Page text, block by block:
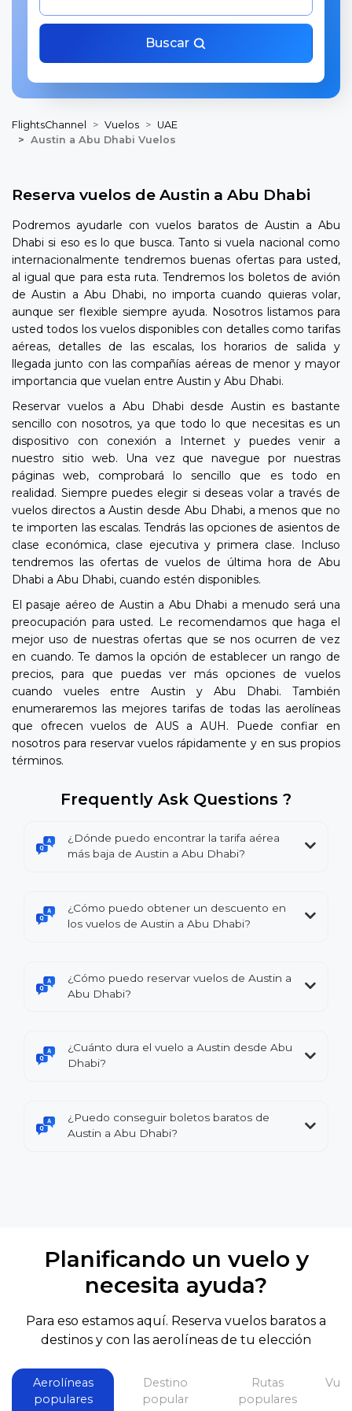
Buscar
FlightsChannel Vuelos
UAE
Austin a Abu Dhabi Vuelos
Reserva vuelos de Austin a Abu Dhabi
Podremos ayudarle con vuelos baratos de Austin a Abu
Dhabi si eso es lo que busca. Tanto si vuela nacional como
internacionalmente tendremos buenas ofertas para usted,
al igual que para esta ruta. Tendremos los boletos de avión
de Austin a Abu Dhabi, no importa cuando quieras volar,
aunque ser flexible siempre ayuda. Nosotros listamos para
usted todos los vuelos disponibles con detalles como tarifas
aéreas, detalles de las escalas, los horarios de salida y
llegada junto con las compañías aéreas de menor y mayor
importancia que vuelan entre Austin y Abu Dhabi.
Reservar vuelos a Abu Dhabi desde Austin es bastante
sencillo con nosotros, ya que todo lo que necesitas es un
dispositivo con conexión a Internet y puedes venir a
nuestro sitio web. Una vez que navegue por nuestras
páginas web, comprobará lo sencillo que es todo en
realidad. Siempre puedes elegir si deseas volar a través de
vuelos directos a Austin desde Abu Dhabi, a menos que no
te importen las escalas. Tendrás las opciones de asientos de
clase económica, clase ejecutiva y primera clase. Incluso
tendremos las ofertas de vuelos de última hora de Abu
Dhabi a Abu Dhabi, cuando estén disponibles.
El pasaje aéreo de Austin a Abu Dhabi a menudo será una
preocupación para usted. Le recomendamos que haga el
mejor uso de nuestras ofertas que se nos ocurren de vez
en cuando. Te damos la opción de establecer un rango de
precios, para que puedas ver más opciones de vuelos
cuando vueles entre Austin y Abu Dhabi. También
enumeraremos las mejores tarifas de todas las aerolíneas
que ofrecen vuelos de AUS a AUH. Puede confiar en
nosotros para reservar vuelos rápidamente y en sus propios
términos.
Frequently Ask Questions ?
¿Dónde puedo encontrar la tarifa aérea
más baja de Austin a Abu Dhabi?
¿Cómo puedo obtener un descuento en
los vuelos de Austin a Abu Dhabi?
¿Cómo puedo reservar vuelos de Austin a
Abu Dhabi?
¿Cuánto dura el vuelo a Austin desde Abu
Dhabi?
¿Puedo conseguir boletos baratos de
Austin a Abu Dhabi?
Planificando un vuelo y
necesita ayuda?
Para eso estamos aquí. Reserva vuelos baratos a
destinos y con las aerolíneas de tu elección
Aerolíneas
populares
Destino
popular
Rutas
populares